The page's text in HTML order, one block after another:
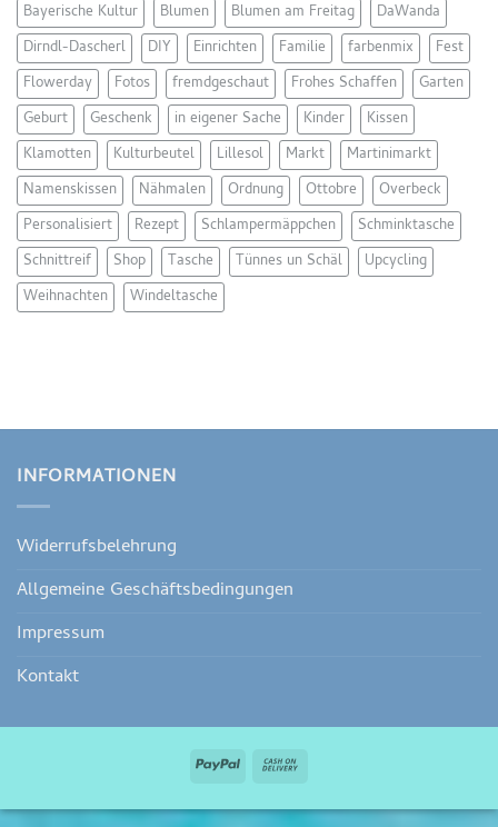
Bayerische Kultur
Blumen Blumen am Freitag
DaWanda
Dirndl-Dascherl
DIY Einrichten Familie farbenmix
Fest
Flowerday
Fotos fremdgeschaut Frohes Schaffen
Garten
Geburt
Geschenk in eigener Sache Kinder
Kissen
Klamotten
Kulturbeutel Lillesol Markt
Martinimarkt
Namenskissen
Nähmalen Ordnung Ottobre
Overbeck
Personalisiert
Rezept Schlampermäppchen
Schminktasche
Schnittreif
Shop Tasche Tünnes un Schäl
Upcycling
Weihnachten
Windeltasche
INFORMATIONEN
Widerrufsbelehrung
Allgemeine Geschäftsbedingungen
Impressum
Kontakt
PayPal
Delivery